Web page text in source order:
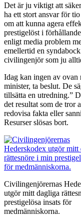
Det är ju viktigt att
ha ett stort ansvar för
om att kunna agera
prestigelöst i
enligt media problem
emellertid en
civilingenjör som ju
Idag kan ingen av ovan
minister, ta beslut. De
tillsätta en utredning.”
det resultat som de tror
redovisa fakta eller
Resurser slösas bort.
Civilingenjörernas
utgör mitt dagliga
prestigelösa insats för
medmänniskorna.